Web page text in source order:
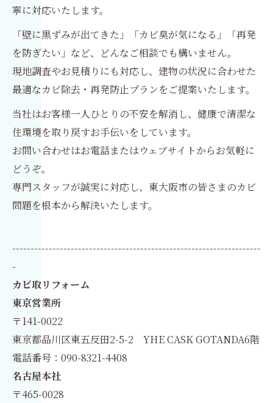
寧に対応いたします。
「壁に黒ずみが出てきた」「カビ臭が気になる」「再発
を防ぎたい」など、どんなご相談でも構いません。
現地調査やお見積りにも対応し、建物の状況に合わせた
最適なカビ除去・再発防止プランをご提案いたします。
当社はお客様一人ひとりの不安を解消し、健康で清潔な
住環境を取り戻すお手伝いをしています。
お問い合わせはお電話またはウェブサイトからお気軽に
どうぞ。
専門スタッフが誠実に対応し、東大阪市の皆さまのカビ
問題を根本から解決いたします。
--------------------------------------------------------------------
-
カビ取リフォーム
東京営業所
〒141-0022
東京都品川区東五反田2-5-2 YHE CASK GOTANDA6階
電話番号：090-8321-4408
名古屋本社
〒465-0028